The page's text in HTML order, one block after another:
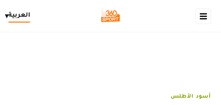
العربية▾
أسود الأطلس